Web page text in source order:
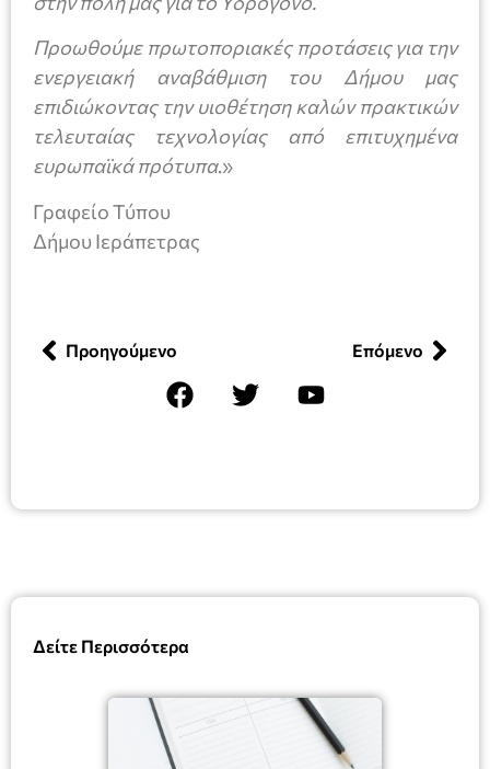
Δείτε Περισσότερα
Προωθούμε πρωτοποριακές προτάσεις για την
ενεργειακή αναβάθμιση του Δήμου μας
επιδιώκοντας την υιοθέτηση καλών πρακτικών
τελευταίας τεχνολογίας από επιτυχημένα
ευρωπαϊκά πρότυπα.»
Γραφείο Τύπου
Δήμου Ιεράπετρας
Προηγούμενο Επόμενο